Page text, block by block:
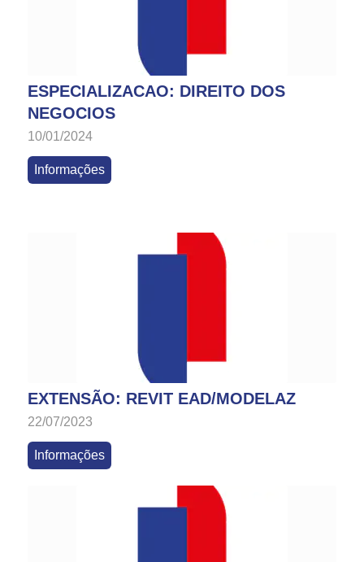
ESPECIALIZACAO: DIREITO DOS
NEGOCIOS
10/01/2024
Informações
EXTENSÃO: REVIT EAD/MODELAZ
22/07/2023
Informações